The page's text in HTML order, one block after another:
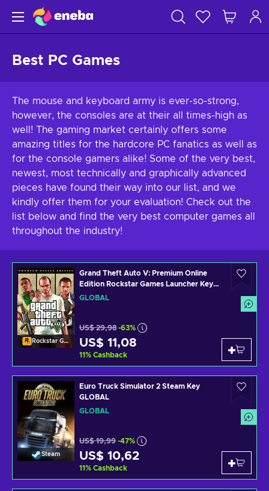
Best PC Games
The mouse and keyboard army is ever-so-strong,
however, the consoles are at their all times-high as
well! The gaming market certainly offers some
amazing titles for the hardcore PC fanatics as well as
for the console gamers alike! Some of the very best,
newest, most technically and graphically advanced
pieces have found their way into our list, and we
kindly offer them for your evaluation! Check out the
list below and find the very best computer games all
throughout the industry!
Rockstar Games Launcher
Grand Theft Auto V: Premium Online
Edition Rockstar Games Launcher Key
GLOBAL
GLOBAL
US$ 29,98 -63%
US$ 11,08
11% Cashback
Steam
Euro Truck Simulator 2 Steam Key
GLOBAL
GLOBAL
US$ 19,99 -47%
US$ 10,62
11% Cashback